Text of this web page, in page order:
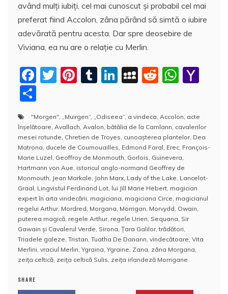
având mulți iubiți, cel mai cunoscut și probabil cel mai
preferat fiind Accolon, zâna părând să simtă o iubire
adevărată pentru acesta. Dar spre deosebire de
Viviana, ea nu are o relație cu Merlin.
F
e
b
o
o
k
T
er
Pi
e
st
T
bl
r
Li
e
dI
n
M
p
a
c
e
R
di
t
W
s
A
p
p
o
o
ai
a
rt
aj
e
a
z
ă
"Morgen", „Muirgen“, „Odiseea”, a vindeca, Accolon, acte
înșelătoare, Avallach, Avalon, bătălia de la Camlann, cavalerilor
mesei rotunde, Chretien de Troyes, cunoașterea plantelor, Dea
Matrona, ducele de Cournouailles, Edmond Faral, Erec, François-
Marie Luzel, Geoffroy de Monmouth, Gorlois, Guinevera,
Hartmann von Aue, istoricul anglo-normand Geoffrey de
Monmouth, Jean Markale, John Marx, Lady of the Lake, Lancelot-
Graal, Lingvistul Ferdinand Lot, lui Jill Marie Hebert, magician
expert în arta vindecării, magiciana, magiciana Circe, magicianul
regelui Arthur, Mordred, Morgana, Morrigan, Morvydd, Owain,
puterea magică, regele Arthur, regele Urien, Sequana, Sir
Gawain și Cavalerul Verde, Sirona, Ţara Galilor,trădători,
Triadele galeze, Tristan, Tuatha De Danann, vindecătoare, Vita
Merlini, vraciul Merlin, Ygraina, Ygraine, Zana, zâna Morgana,
zeița celtică, zeița celtică Sulis, zeița irlandeză Morrigane
SHARE